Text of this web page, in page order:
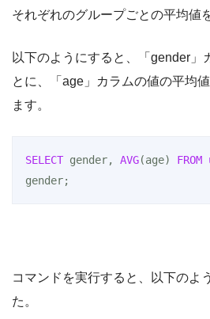
それぞれのグループごとの平均値
以下のようにすると、「gender」
とに、「age」カラムの値の平均
ます。
SELECT gender, AVG(age) FROM
gender;
コマンドを実行すると、以下のよ
た。